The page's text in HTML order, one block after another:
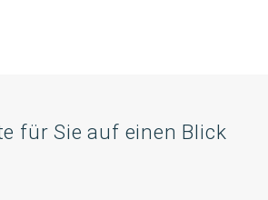
für Sie auf einen Blick